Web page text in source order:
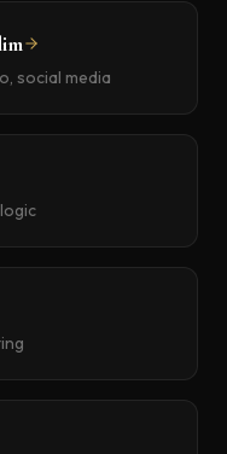
social media